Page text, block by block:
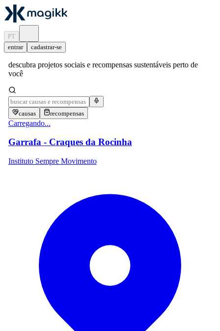
PT
entrar
cadastrar-se
descubra projetos sociais e recompensas sustentáveis perto de
você
causas recompensas
Carregando...
Garrafa - Craques da Rocinha
Instituto Sempre Movimento